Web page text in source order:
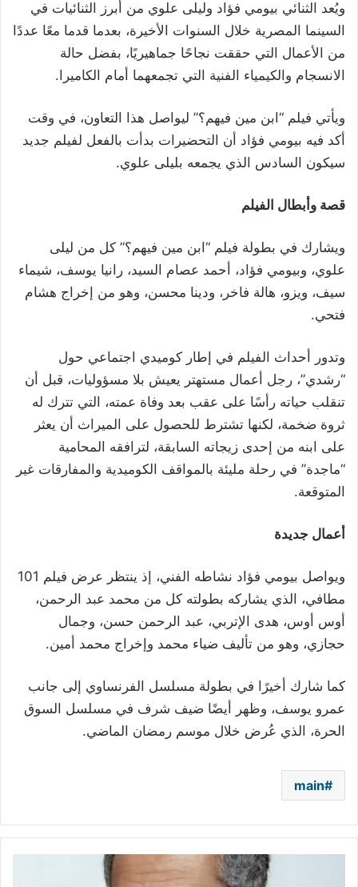
ويُعد الثنائي بيومي فؤاد وليلى علوي من أبرز الثنائيات في
السينما المصرية خلال السنوات الأخيرة، بعدما قدما معًا عددًا
من الأعمال التي حققت نجاحًا جماهيريًا، بفضل حالة
الانسجام والكيمياء الفنية التي تجمعهما أمام الكاميرا.
ويأتي فيلم “ابن مين فيهم؟” ليواصل هذا التعاون، في وقت
أكد فيه بيومي فؤاد أن التحضيرات بدأت بالفعل لفيلم جديد
سيكون السادس الذي يجمعه بليلى علوي.
قصة وأبطال الفيلم
ويشارك في بطولة فيلم “ابن مين فيهم؟” كل من ليلى
علوي، وبيومي فؤاد، أحمد عصام السيد، رانيا يوسف، شيماء
سيف، ويزو، هالة فاخر، ودينا محسن، وهو من إخراج هشام
فتحي.
وتدور أحداث الفيلم في إطار كوميدي اجتماعي حول
“رشدي”، رجل أعمال مستهتر يعيش بلا مسؤوليات، قبل أن
تنقلب حياته رأسًا على عقب بعد وفاة عمته، التي تترك له
ثروة ضخمة، لكنها تشترط للحصول على الميراث أن يعثر
على ابنه من إحدى زيجاته السابقة، لترافقه المحامية
“ماجدة” في رحلة مليئة بالمواقف الكوميدية والمفارقات غير
المتوقعة.
أعمال جديدة
ويواصل بيومي فؤاد نشاطه الفني، إذ ينتظر عرض فيلم 101
مطافي، الذي يشاركه بطولته كل من محمد عبد الرحمن،
أوس أوس، هدى الإتربي، عبد الرحمن حسن، وجمال
حجازي، وهو من تأليف ضياء محمد وإخراج محمد أمين.
كما شارك أخيرًا في بطولة مسلسل الفرنساوي إلى جانب
عمرو يوسف، وظهر أيضًا ضيف شرف في مسلسل السوق
الحرة، الذي عُرض خلال موسم رمضان الماضي.
main